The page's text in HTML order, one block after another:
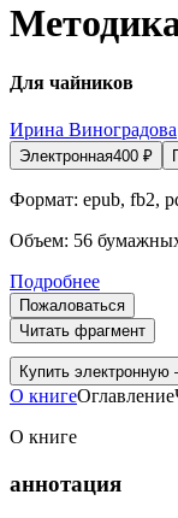
Для чайников
Ирина Виноградова
Электронная400 ₽
Формат: epub, fb2,
Объем: 56
Подробнее
Пожаловаться
Читать фрагмент
Купить
О книгеОглавление
О книге
аннотация